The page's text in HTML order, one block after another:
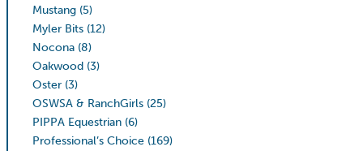
Mustang (5)
Myler Bits (12)
Nocona (8)
Oakwood (3)
Oster (3)
OSWSA & RanchGirls (25)
PIPPA Equestrian (6)
Professional’s Choice (169)